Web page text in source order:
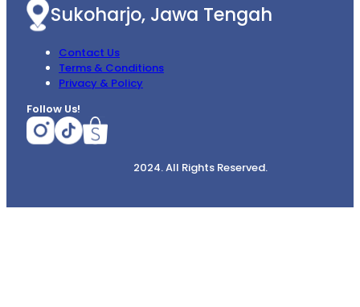
Sukoharjo, Jawa Tengah
Contact Us
Terms & Conditions
Privacy & Policy
Follow Us!
2024. All Rights Reserved.